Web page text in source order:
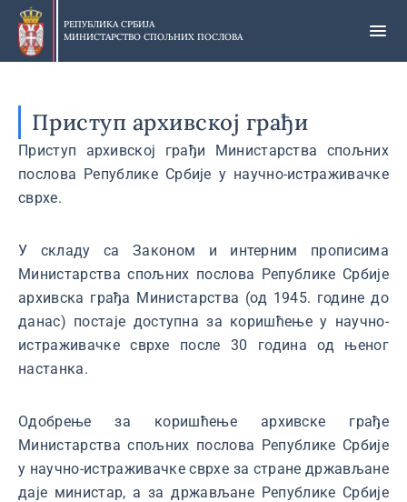
Прескочи
главни
део
РЕПУБЛИКА СРБИЈА
МИНИСТАРСТВО СПОЉНИХ ПОСЛОВА
Приступ архивској грађи
Приступ архивској грађи Министарства спољних
послова Републике Србије у научно-истраживачке
сврхе.
У складу са Законом и интерним прописима
Министарства спољних послова Републике Србије
архивска грађа Министарства (од 1945. године до
данас) постаје доступна за коришћење у научно-
истраживачке сврхе после 30 година од њеног
настанка.
Одобрење за коришћење архивске грађе
Министарства спољних послова Републике Србије
у научно-истраживачке сврхе за стране држављане
даје министар, а за држављане Републике Србије